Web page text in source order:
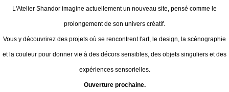
L'Atelier Shandor imagine actuellement un nouveau site, pensé comme le
prolongement de son univers créatif.
Vous y découvrirez des projets où se rencontrent l'art, le design, la scénographie
et la couleur pour donner vie à des décors sensibles, des objets singuliers et des
expériences sensorielles.
Ouverture prochaine.